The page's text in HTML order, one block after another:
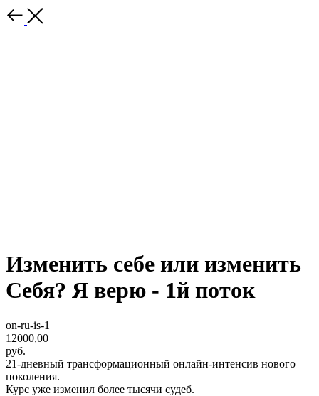
Изменить себе или изменить
Себя? Я верю - 1й поток
on-ru-is-1
12000,00
руб.
21-дневный трансформационный онлайн-интенсив нового
поколения.
Курс уже изменил более тысячи судеб.